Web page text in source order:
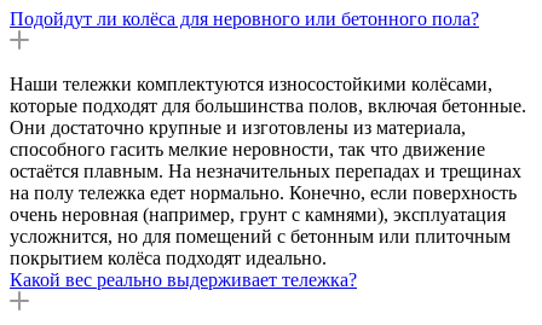
Подойдут ли колёса для неровного или бетонного пола?
Наши тележки комплектуются износостойкими колёсами,
которые подходят для большинства полов, включая бетонные.
Они достаточно крупные и изготовлены из материала,
способного гасить мелкие неровности, так что движение
остаётся плавным. На незначительных перепадах и трещинах
на полу тележка едет нормально. Конечно, если поверхность
очень неровная (например, грунт с камнями), эксплуатация
усложнится, но для помещений с бетонным или плиточным
покрытием колёса подходят идеально.
Какой вес реально выдерживает тележка?